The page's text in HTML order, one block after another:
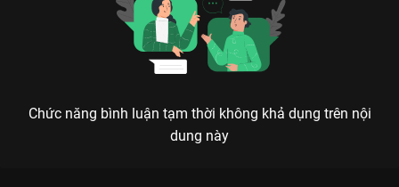
Chức năng bình luận tạm thời không khả dụng trên nội
dung này